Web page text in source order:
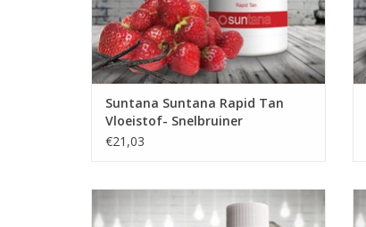
Suntana Suntana Rapid Tan
Vloeistof- Snelbruiner
Strawberry/Vanille
€21,03
Suntana Suntana Coconut - light tan- Spray